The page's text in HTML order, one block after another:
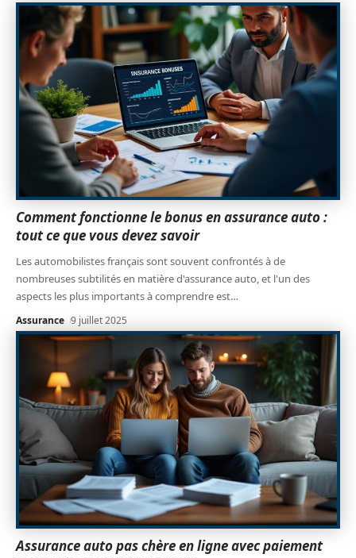
Comment fonctionne le bonus en assurance auto :
tout ce que vous devez savoir
Les automobilistes français sont souvent confrontés à de
nombreuses subtilités en matière d'assurance auto, et l'un des
aspects les plus importants à comprendre est…
Assurance 9 juillet 2025
Assurance auto pas chère en ligne avec paiement